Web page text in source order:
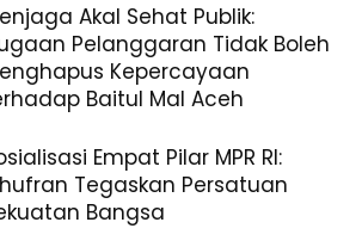
Akal Sehat Publik:
Pelanggaran Tidak Boleh
Kepercayaan
Baitul Mal Aceh
Empat Pilar MPR RI:
Tegaskan Persatuan
Bangsa